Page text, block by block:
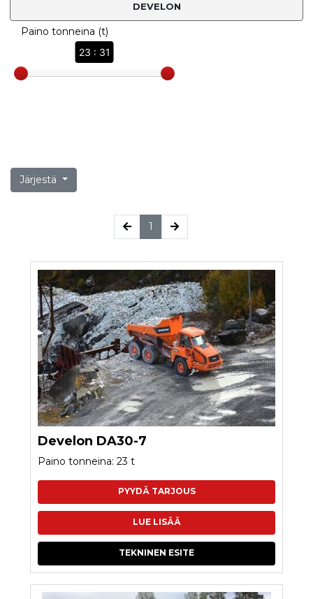
DEVELON
Paino tonneina (t)
23 : 31
Järjestä
1 (current)
Develon DA30-7
Paino tonneina: 23 t
PYYDÄ TARJOUS
LUE LISÄÄ
TEKNINEN ESITE